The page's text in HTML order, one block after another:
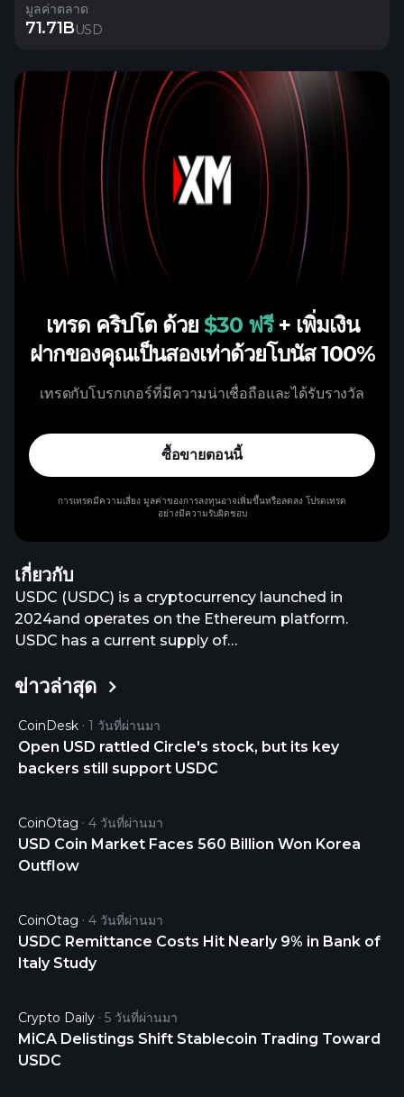
เกี่ยวกับ
USDC (USDC) is a cryptocurrency launched in
2024and operates on the Ethereum platform.
USDC has a current supply of
USDC is 0.99977919 USD and is up -0.00 over the
market(s) with $3,919,747,662.94 traded over the
last 24 hours. More information can be found at
https://www.circle.com/en/usdc.
มูลค่าตลาด
71.71BUSD
ข่าวล่าสุด
CoinDesk 1 วันที่ผ่านมา
Open USD rattled Circle's stock, but its key
backers still support USDC
CoinOtag 4 วันที่ผ่านมา
USD Coin Market Faces 560 Billion Won Korea
Outflow
CoinOtag 4 วันที่ผ่านมา
USDC Remittance Costs Hit Nearly 9% in Bank of
Italy Study
Crypto Daily 5 วันที่ผ่านมา
MiCA Delistings Shift Stablecoin Trading Toward
USDC
เทรด คริปโต ด้วย $30 ฟรี + เพิ่มเงิน
ฝากของคุณเป็นสองเท่าด้วยโบนัส 100%
เทรดกับโบรกเกอร์ที่มีความน่าเชื่อถือและได้รับรางวัล
ซื้อขายตอนนี้
การเทรดมีความเสี่ยง มูลค่าของการลงทุนอาจเพิ่มขึ้นหรือลดลง โปรดเทรด
อย่างมีความรับผิดชอบ